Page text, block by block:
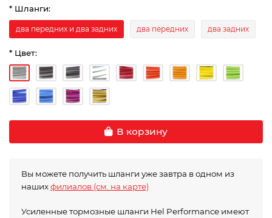
* Шланги:
два передних и два задних два передних два задних
* Цвет:
В корзину
Вы можете получить шланги уже завтра в одном из
нашихфилиалов (см. на карте)
Усиленные тормозные шланги Hel Performance имеют